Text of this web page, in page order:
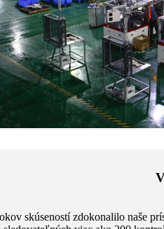
skúseností zdokonalilo naše